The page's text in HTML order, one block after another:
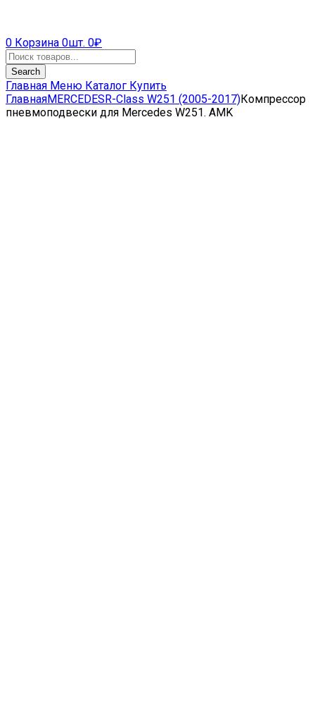
0 Корзина 0шт. 0₽
Search
Главная Меню Каталог Купить
ГлавнаяMERCEDESR-Class W251 (2005-2017)Компрессор
пневмоподвески для Mercedes W251. AMK